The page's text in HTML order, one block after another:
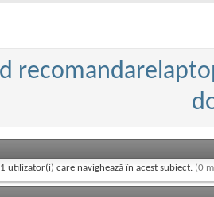
utilizator(i) care navighează în acest subiect. (0